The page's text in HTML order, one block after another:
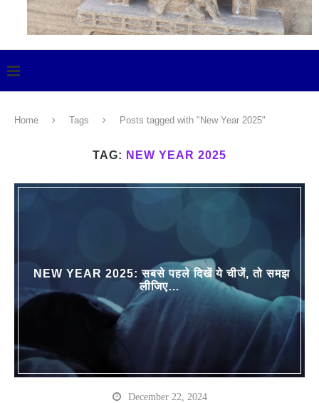
Home Tags Posts tagged with "New Year 2025"
TAG: NEW YEAR 2025
NEW YEAR 2025: सबसे पहले दिखें ये चीजें, तो समझ
लीजिए…
December 22, 2024